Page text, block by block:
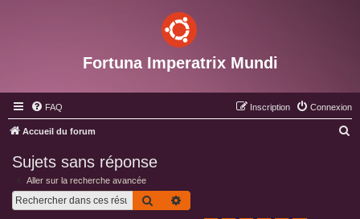
Fortuna Imperatrix Mundi
FAQ Connexion
Inscription
Accueil du forum
Sujets sans réponse
Aller sur la recherche avancée
Rechercher